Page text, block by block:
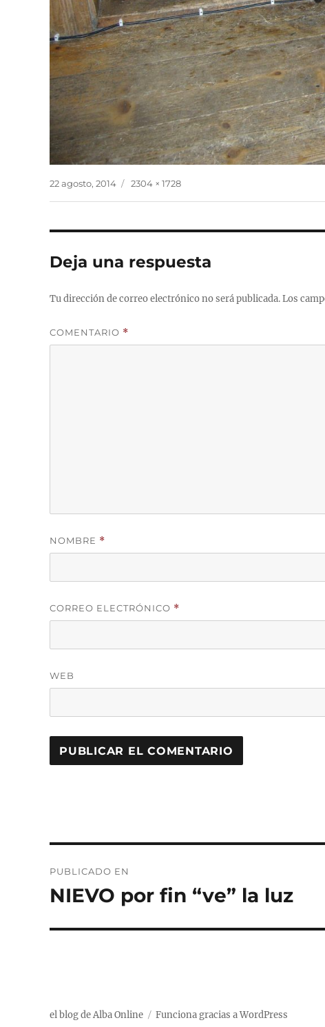
Publicado
22 agosto, 2014
Tamaño
2304 × 1728
Deja una respuesta
Tu dirección de correo electrónico no será publicada.Los
COMENTARIO *
NOMBRE *
CORREO ELECTRÓNICO *
WEB
de
PUBLICADO EN
NIEVO por fin “ve” la luz
el blog de Alba Online Funciona gracias a WordPress